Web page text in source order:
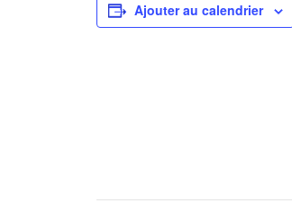
Ajouter au calendrier